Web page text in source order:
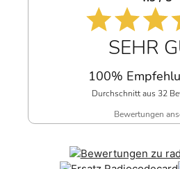
SEHR
100%
Durchschnitt aus 32
Bewertungen